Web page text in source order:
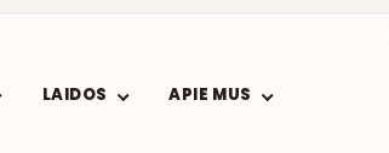
LAIDOS APIE MUS